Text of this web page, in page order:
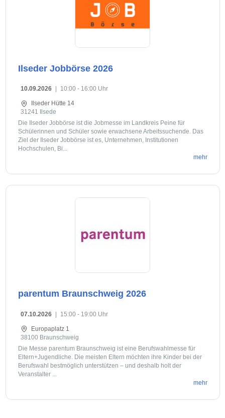
Ilseder Jobbörse 2026
10.09.2026 | 10:00 - 16:00 Uhr
Ilseder Hütte 14
31241 Ilsede
Die Ilseder Jobbörse ist die Jobmesse im Landkreis Peine für
Schülerinnen und Schüler sowie erwachsene Arbeitssuchende. Das
Ziel der Ilseder Jobbörse ist es, Unternehmen, Institutionen
Hochschulen, Bi...
mehr
parentum Braunschweig 2026
07.10.2026 | 15:00 - 19:00 Uhr
Europaplatz 1
38100 Braunschweig
Die Messe parentum Braunschweig ist eine Berufswahlmesse für
Eltern+Jugendliche. Die meisten Eltern möchten ihre Kinder bei der
Berufswahl bestmöglich unterstützen – und deshalb holt der
Veranstalter ...
mehr